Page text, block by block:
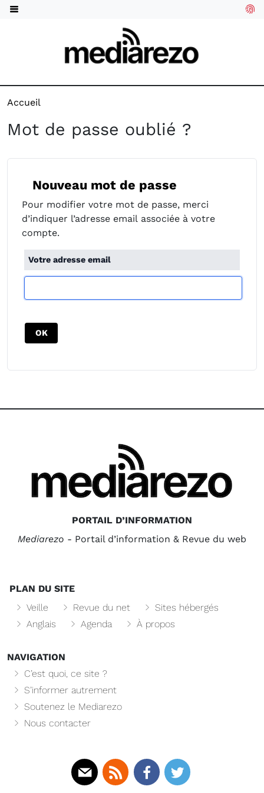
Accueil
Mot de passe oublié ?
Nouveau mot de passe
Pour modifier votre mot de passe, merci
d’indiquer l’adresse email associée à votre
compte.
Votre adresse email
PORTAIL D’INFORMATION
Mediarezo - Portail d’information & Revue du web
PLAN DU SITE
Veille
Revue du net
Sites hébergés
Anglais
Agenda À propos
NAVIGATION
C’est quoi, ce site ?
S’informer autrement
Soutenez le Mediarezo
Nous contacter